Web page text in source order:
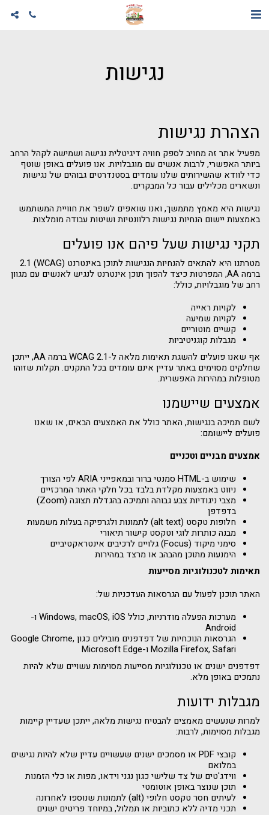
נגישות
הצהרת נגישות
מפעיל אתר זה מחויב לספק חוויה דיגיטלית נגישה ושמישה לקהל הרחב
ביותר האפשרי, לרבות אנשים עם מוגבלויות. אנו פועלים באופן שוטף
כדי לוודא שהשירותים שלנו עומדים בסטנדרטים גבוהים של נגישות
ונשארים מכלילים עבור כל המבקרים.
נגישות היא מאמץ מתמשך, ואנו שואפים לשפר את חוויית המשתמש
באמצעות יישום הנחיות נגישות רלוונטיות ושיטות עבודה מומלצות.
תקני נגישות שעל פיהם אנו פועלים
מטרתנו היא להתאים להנחיות הנגישות לתוכן באינטרנט (WCAG) 2.1
ברמה AA, המפרטות כיצד להפוך תוכן אינטרנט לנגיש לאנשים עם מגוון
רחב של מוגבלויות, כולל:
לקויות ראייה
לקויות שמיעה
קשיים מוטוריים
מגבלות קוגניטיביות
אף שאנו פועלים להשגת תאימות מלאה ל-WCAG 2.1 ברמה AA, ייתכן
שחלקים מסוימים באתר עדיין אינם עומדים בכל התקנים. תקלות שזוהו
מטופלות במהירות האפשרית.
אמצעים שיישמנו
לשם תמיכה בנגישות, האתר כולל את האמצעים הבאים, או שאנו
פועלים ליישומם:
אמצעים מבניים וטכניים
שימוש ב-HTML סמנטי ברור ובמאפייני ARIA לפי הצורך
ניווט באמצעות מקלדת בלבד בכל חלקי האתר המרכזיים
מצבי ניגודיות צבע גבוהה ותמיכה בהגדלת תצוגה (Zoom)
בדפדפן
חלופות טקסט (alt text) לתמונות ולגרפיקה בעלות משמעות
מבנה כותרות לוגי וטקסט קישור תיאורי
סימני מיקוד (Focus) גלויים לרכיבים אינטראקטיביים
הימנעות מתוכן מהבהב או מרצד במהירות
תאימות לטכנולוגיות מסייעות
האתר תוכנן לפעול עם הגרסאות העדכניות של:
מערכות הפעלה מודרניות, כולל Windows, macOS, iOS ו-
Android
הגרסאות הנוכחיות של דפדפנים מובילים כגון Google Chrome,
Mozilla Firefox, Safari ו-Microsoft Edge
דפדפנים ישנים או טכנולוגיות מסייעות מסוימות עשויים שלא להיות
נתמכים באופן מלא.
מגבלות ידועות
למרות שנעשים מאמצים להבטיח נגישות מלאה, ייתכן שעדיין קיימות
מגבלות מסוימות, לרבות:
קובצי PDF או מסמכים ישנים שעשויים עדיין שלא להיות נגישים
במלואם
ווידג'טים של צד שלישי כגון נגני וידאו, מפות או כלי הזמנות
תוכן שנוצר באופן אוטומטי
לעיתים חסר טקסט חלופי (alt) לתמונות שנוספו לאחרונה
תכני מדיה ללא כתוביות או תמלול, במיוחד פריטים ישנים